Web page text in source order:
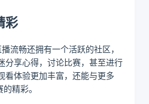
彩
流畅还拥有一个活跃的社区，
分享心得，讨论比赛，甚至进行
看体验更加丰富，还能与更多
精彩。